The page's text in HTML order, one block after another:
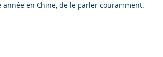
année en Chine, de le parler couramment.